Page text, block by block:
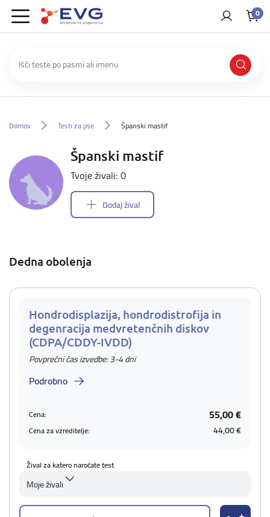
0
Domov Testi za pse Španski mastif
Španski mastif
Tvoje živali: 0
Dodaj žival
Dedna obolenja
Hondrodisplazija, hondrodistrofija in
degenracija medvretenčnih diskov
(CDPA/CDDY-IVDD)
Povprečni čas izvedbe: 3-4 dni
Podrobno
Cena: 55,00 €
Cena za vzreditelje: 44,00 €
Žival za katero naročate test
Moje živali